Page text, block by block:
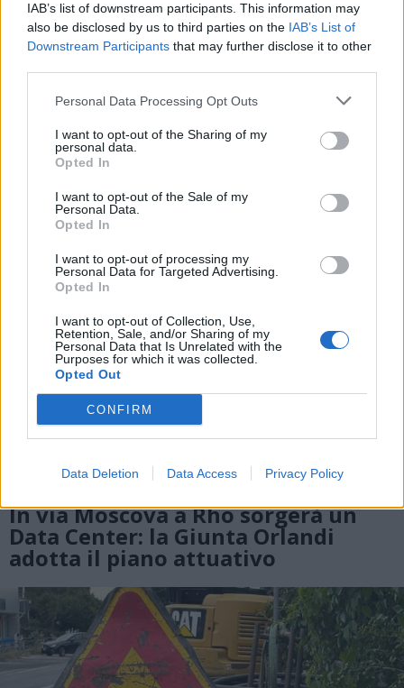
IAB’s list of downstream participants. This information may
also be disclosed by us to third parties on the IAB’s List of
Downstream Participants that may further disclose it to other
Personal Data Processing Opt Outs
I want to opt-out of the Sharing of my
personal data.
Opted In
I want to opt-out of the Sale of my
Personal Data.
Opted In
I want to opt-out of processing my
Personal Data for Targeted Advertising.
Opted In
I want to opt-out of Collection, Use,
Retention, Sale, and/or Sharing of my
Personal Data that Is Unrelated with the
Purposes for which it was collected.
Opted Out
CONFIRM
Data Deletion Data Access Privacy Policy
ALTRE NOTIZIE DI RHO
In via Moscova a Rho sorgerà un
Data Center: la Giunta Orlandi
adotta il piano attuativo